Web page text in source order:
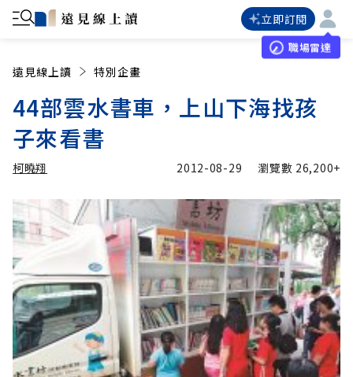
立即訂閱
職場雷達
遠見線上讀 特別企畫
44部雲水書車，上山下海找孩
子來看書
柯曉翔
柯曉翔 加入追蹤
2012-08-29 瀏覽數 26,200+